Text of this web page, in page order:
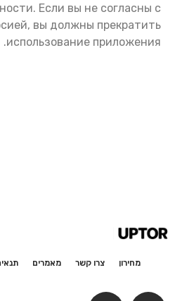
Если вы не согласны с
вы должны прекратить
использование приложения.
מחירון צרו קשר מאמרים